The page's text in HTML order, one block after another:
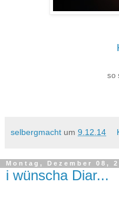
so
selbergmacht um 9.12.14
Montag, Dezember 08,
i wünscha Diar...